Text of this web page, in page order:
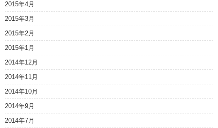
2015年4月
2015年3月
2015年2月
2015年1月
2014年12月
2014年11月
2014年10月
2014年9月
2014年7月